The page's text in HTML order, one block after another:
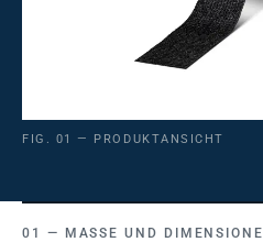
FIG. 01 — PRODUKTANSICHT
MASSE UND DIMENSIONEN